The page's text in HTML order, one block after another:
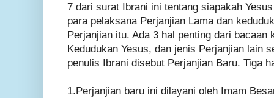
7 dari surat Ibrani ini tentang siapakah
para pelaksana Perjanjian Lama dan
Perjanjian itu. Ada 3 hal penting dari bacaan
Kedudukan Yesus, dan jenis Perjanjian lain
penulis Ibrani disebut Perjanjian Baru. Tiga
1.Perjanjian baru ini dilayani oleh Imam